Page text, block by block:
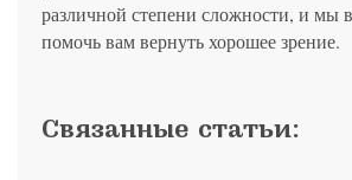
различной степени сложности, и мы
помочь вам вернуть хорошее зрение.
Связанные статьи: